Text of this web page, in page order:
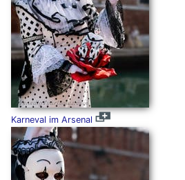
Karneval im Arsenal